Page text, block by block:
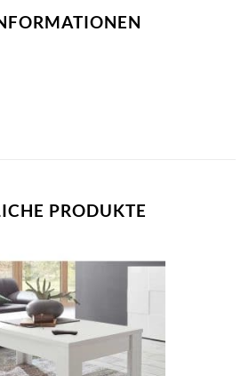
PRODUKTE